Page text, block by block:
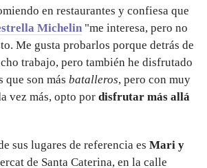
en restaurantes y confiesa que
Michelin "me interesa, pero no
Me gusta probarlos porque detrás de
trabajo, pero también he disfrutado
que son más batalleros, pero con muy
vez más, opto por disfrutar más allá
sus lugares de referencia es Mari y
de Santa Caterina, en la calle